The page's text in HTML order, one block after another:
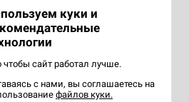
куки и
чтобы сайт работал лучше.
с нами, вы соглашаетесь на
файлов куки.